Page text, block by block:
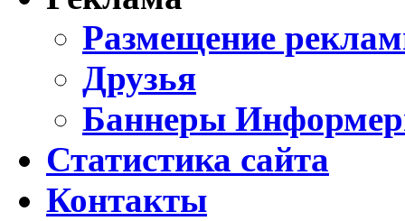
Размещение
Друзья
Баннеры
Статистика сайта
Контакты